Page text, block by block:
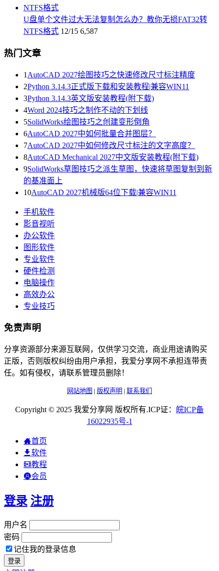
U盘单个文件过大无法复制怎么办？教你无损FAT32转
NTFS格式 12/15 6,587
热门文章
1 AutoCAD 2027绘图技巧之快速修改尺寸标注精度
2Python 3.14.3正式版下载和安装教程|兼容WIN11
3Python 3.14.3英文版安装教程(附下载)
4Word 2024技巧之制作不动的下划线
5SolidWorks绘图技巧之创建变形倒角
6AutoCAD 2027中如何批量合并图层？
7AutoCAD 2027中如何修改尺寸标注的文字高度？
8AutoCAD Mechanical 2027中文版安装教程(附下载)
9SolidWorks草图技巧之派生草图，快速将草图复制到新
的基准面上
10AutoCAD 2027机械版64位下载|兼容WIN11
手机软件
影音视听
办公软件
图形软件
专业软件
硬件检测
电脑操作
高效办公
专业技巧
免责声明
分享资源部分来源互联网，仅供学习交流，商业用途请购买
正版，否则版权纠纷由用户承担，我爱分享网不承担连带责
任。如有侵权，请联系管理员删除！
网站地图 | 版权声明 | 联系我们
Copyright © 2025 我爱分享网 版权所有.ICP证： 皖ICP备
16022935号-1
首页
软件
教程
会员
登录 注册
用户名
密码
记住我的登录信息